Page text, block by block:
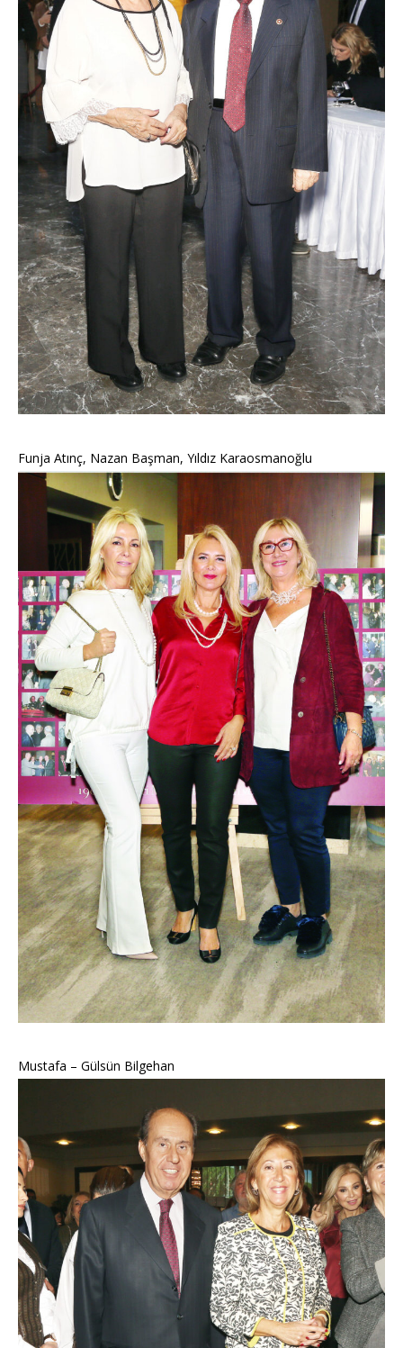
Funja Atınç, Nazan Başman, Yıldız Karaosmanoğlu
Mustafa – Gülsün Bilgehan